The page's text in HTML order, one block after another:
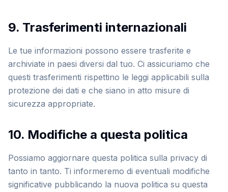
9. Trasferimenti internazionali
Le tue informazioni possono essere trasferite e
archiviate in paesi diversi dal tuo. Ci assicuriamo che
questi trasferimenti rispettino le leggi applicabili sulla
protezione dei dati e che siano in atto misure di
sicurezza appropriate.
10. Modifiche a questa politica
Possiamo aggiornare questa politica sulla privacy di
tanto in tanto. Ti informeremo di eventuali modifiche
significative pubblicando la nuova politica su questa